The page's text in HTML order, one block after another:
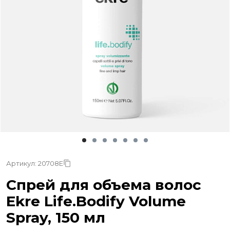
Артикул: 20708E
Спрей для объема волос
Ekre Life.Bodify Volume
Spray, 150 мл